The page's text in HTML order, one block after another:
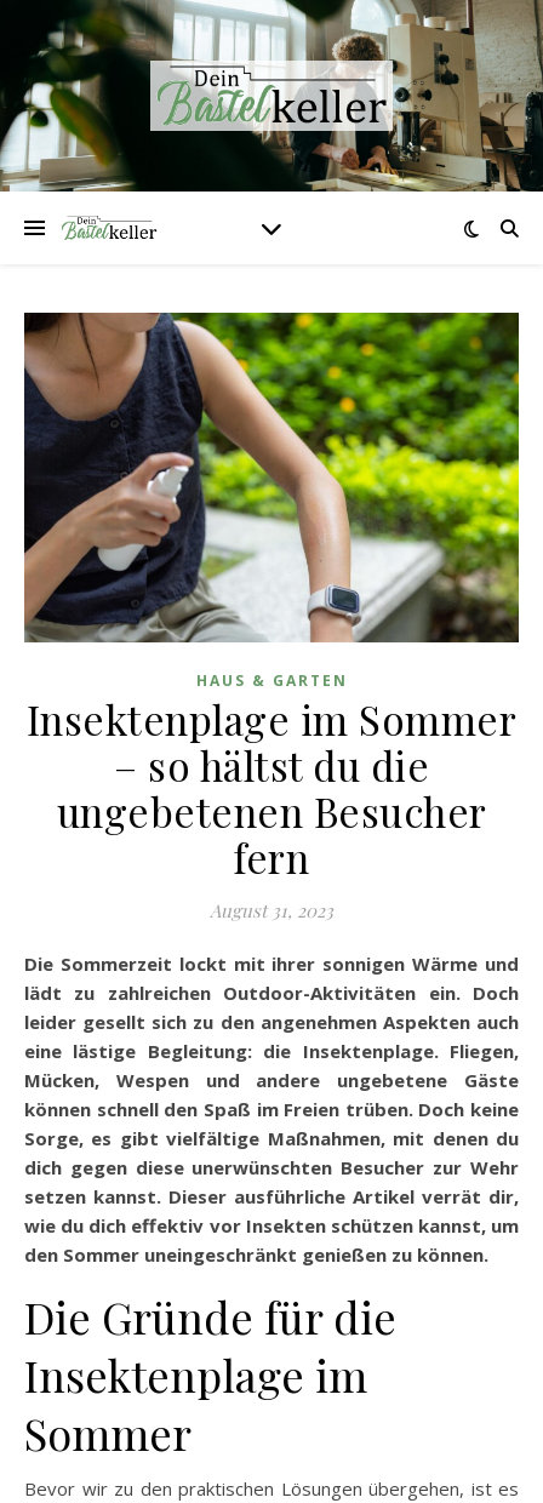
HAUS & GARTEN
Insektenplage im Sommer
– so hältst du die
ungebetenen Besucher
fern
August 31, 2023
Die Sommerzeit lockt mit ihrer sonnigen Wärme und
lädt zu zahlreichen Outdoor-Aktivitäten ein. Doch
leider gesellt sich zu den angenehmen Aspekten auch
eine lästige Begleitung: die Insektenplage. Fliegen,
Mücken, Wespen und andere ungebetene Gäste
können schnell den Spaß im Freien trüben. Doch keine
Sorge, es gibt vielfältige Maßnahmen, mit denen du
dich gegen diese unerwünschten Besucher zur Wehr
setzen kannst. Dieser ausführliche Artikel verrät dir,
wie du dich effektiv vor Insekten schützen kannst, um
den Sommer uneingeschränkt genießen zu können.
Die Gründe für die
Insektenplage im
Sommer
Bevor wir zu den praktischen Lösungen übergehen, ist es